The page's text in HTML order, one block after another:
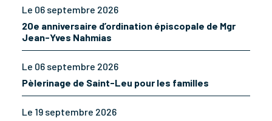
Le 06 septembre 2026
20e anniversaire d’ordination épiscopale de Mgr
Jean-Yves Nahmias
Le 06 septembre 2026
Pèlerinage de Saint-Leu pour les familles
Le 19 septembre 2026